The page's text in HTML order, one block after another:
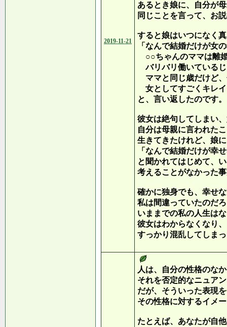
2019-11-21
あるとき娘に、自分が
同じことを言って、お
すると娘はいつになく
「なんで結婚だけが女
○○ちゃんのママは離
バリバリ働いている
ママと同じ歳だけど
女としてすごくキレ
と、言い返したのです。
彼女は絶句してしまい
自分は母親に言われた
生きてきたけれど、娘に
「なんで結婚だけが幸
と聞かれてはじめて、
考えることがなかった
確かに独身でも、幸せ
私は間違っていたのだ
いままでの私の人生は
彼女はわからなくなり、
すっかり混乱してしま
人は、自分の性格のな
それを否定的なニュア
だが、そういった表現
その性格に対するイメ
たとえば、あなたが自